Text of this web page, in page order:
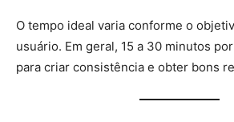
O tempo ideal varia conforme o
usuário. Em geral, 15 a 30 minutos
para criar consistência e obter bons